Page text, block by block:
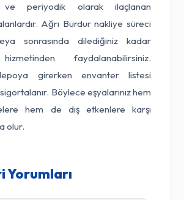
periyodik olarak ilaçlanan
Ağrı Burdur nakliye süreci
sonrasında dilediğiniz kadar
faydalanabilirsiniz.
depoya girerken envanter listesi
Böylece eşyalarınız hem
hem de dış etkenlere karşı
olur.
Yorumları